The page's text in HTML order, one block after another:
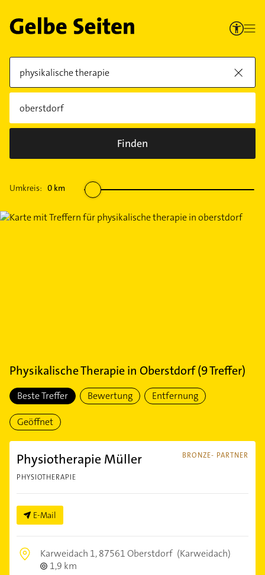
Finden
Umkreis: 0 km
Physikalische Therapiein Oberstdorf(9Treffer)
Beste Treffer Bewertung Entfernung
Geöffnet
BRONZE- PARTNER
Physiotherapie Müller
PHYSIOTHERAPIE
E-Mail
Karweidach 1,87561 Oberstdorf (Karweidach)
1,9 km